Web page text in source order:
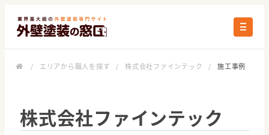
/ エリアから職人を探す / 株式会社ファインテック / 施工事例
株式会社ファインテック